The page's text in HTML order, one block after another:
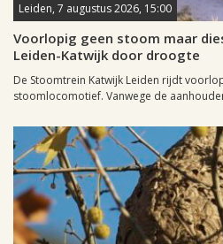
Leiden, 7 augustus 2026, 15:00
Voorlopig geen stoom maar
Leiden-Katwijk door droogte
De Stoomtrein Katwijk Leiden rijdt
stoomlocomotief. Vanwege de